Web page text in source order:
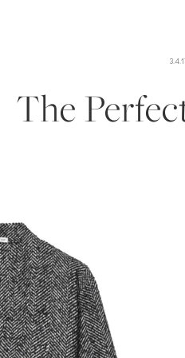
The